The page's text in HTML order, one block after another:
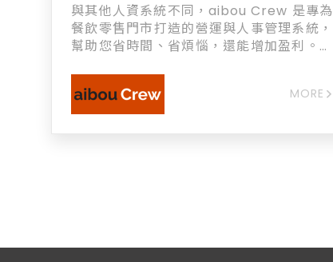
與其他人資系統不同，aibou Crew 是專為
餐飲零售門市打造的營運與人事管理系統，
幫助您省時間、省煩惱，還能增加盈利。在
工也愛用的自動人力管理 + 系統防呆為您避
免勞資糾紛 + 30秒算好薪水解放寶貴時間
MORE